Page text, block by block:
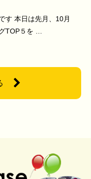
す 本日は先月、10月
TOP５を …